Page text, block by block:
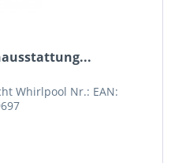
Whirlpool Nr.: EAN: